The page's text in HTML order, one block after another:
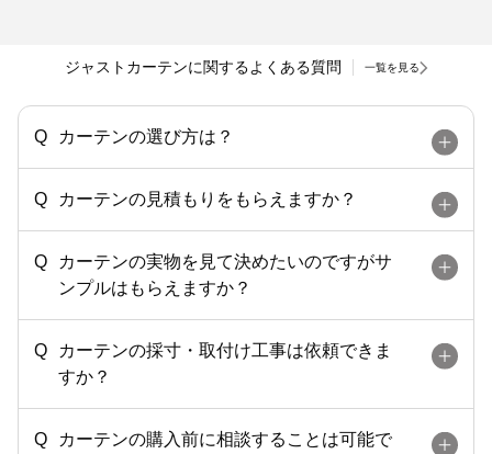
ジャストカーテンに関するよくある質問 一覧を見る
カーテンの選び方は？
カーテンの見積もりをもらえますか？
カーテンの実物を見て決めたいのですがサ
ンプルはもらえますか？
カーテンの採寸・取付け工事は依頼できま
すか？
カーテンの購入前に相談することは可能で